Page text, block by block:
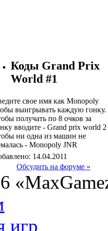
Коды Grand Prix
World #1
свое имя как Monopoly
выигрывать каждую гонку.
получать по 8 очков за
вводите - Grand prix world 2
ни одна из машин не
- Monopoly JNR
14.04.2011
Обсудить на форуме »
игр